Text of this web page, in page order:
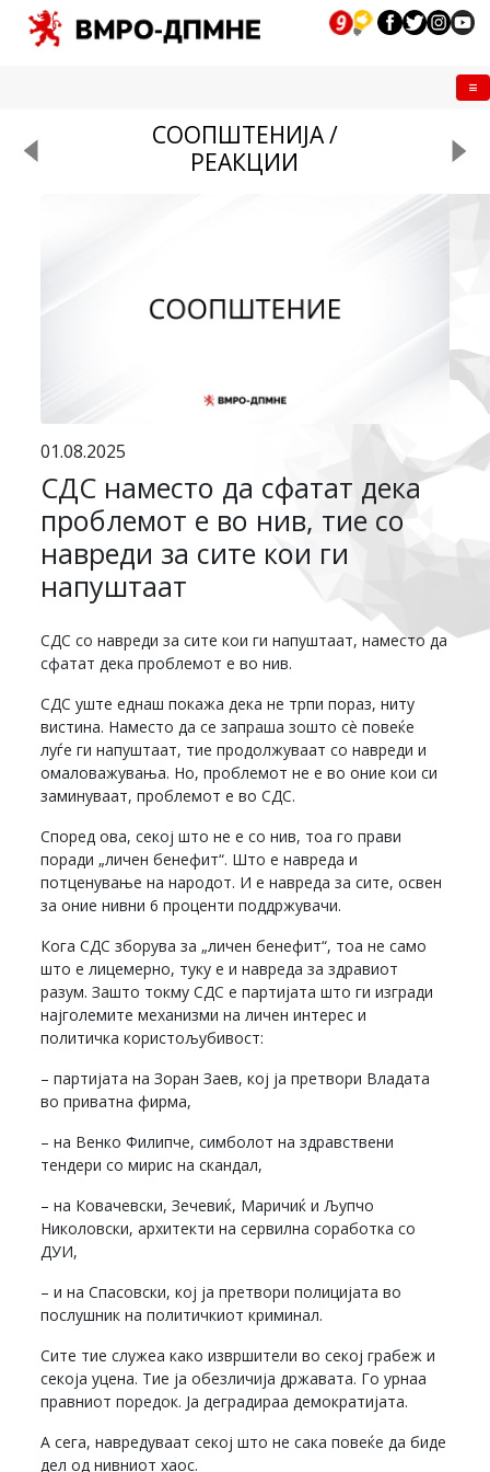
СООПШТЕНИЈА /
РЕАКЦИИ
01.08.2025
СДС наместо да сфатат дека
проблемот е во нив, тие со
навреди за сите кои ги
напуштаат
СДС со навреди за сите кои ги напуштаат, наместо да
сфатат дека проблемот е во нив.
СДС уште еднаш покажа дека не трпи пораз, ниту
вистина. Наместо да се запраша зошто сè повеќе
луѓе ги напуштаат, тие продолжуваат со навреди и
омаловажувања. Но, проблемот не е во оние кои си
заминуваат, проблемот е во СДС.
Според ова, секој што не е со нив, тоа го прави
поради „личен бенефит“. Што е навреда и
потценување на народот. И е навреда за сите, освен
за оние нивни 6 проценти поддржувачи.
Кога СДС зборува за „личен бенефит“, тоа не само
што е лицемерно, туку е и навреда за здравиот
разум. Зашто токму СДС е партијата што ги изгради
најголемите механизми на личен интерес и
политичка користољубивост:
– партијата на Зоран Заев, кој ја претвори Владата
во приватна фирма,
– на Венко Филипче, симболот на здравствени
тендери со мирис на скандал,
– на Ковачевски, Зечевиќ, Маричиќ и Љупчо
Николовски, архитекти на сервилна соработка со
ДУИ,
– и на Спасовски, кој ја претвори полицијата во
послушник на политичкиот криминал.
Сите тие служеа како извршители во секој грабеж и
секоја уцена. Тие ја обезличија државата. Го урнаа
правниот поредок. Ја деградираа демократијата.
А сега, навредуваат секој што не сака повеќе да биде
дел од нивниот хаос.